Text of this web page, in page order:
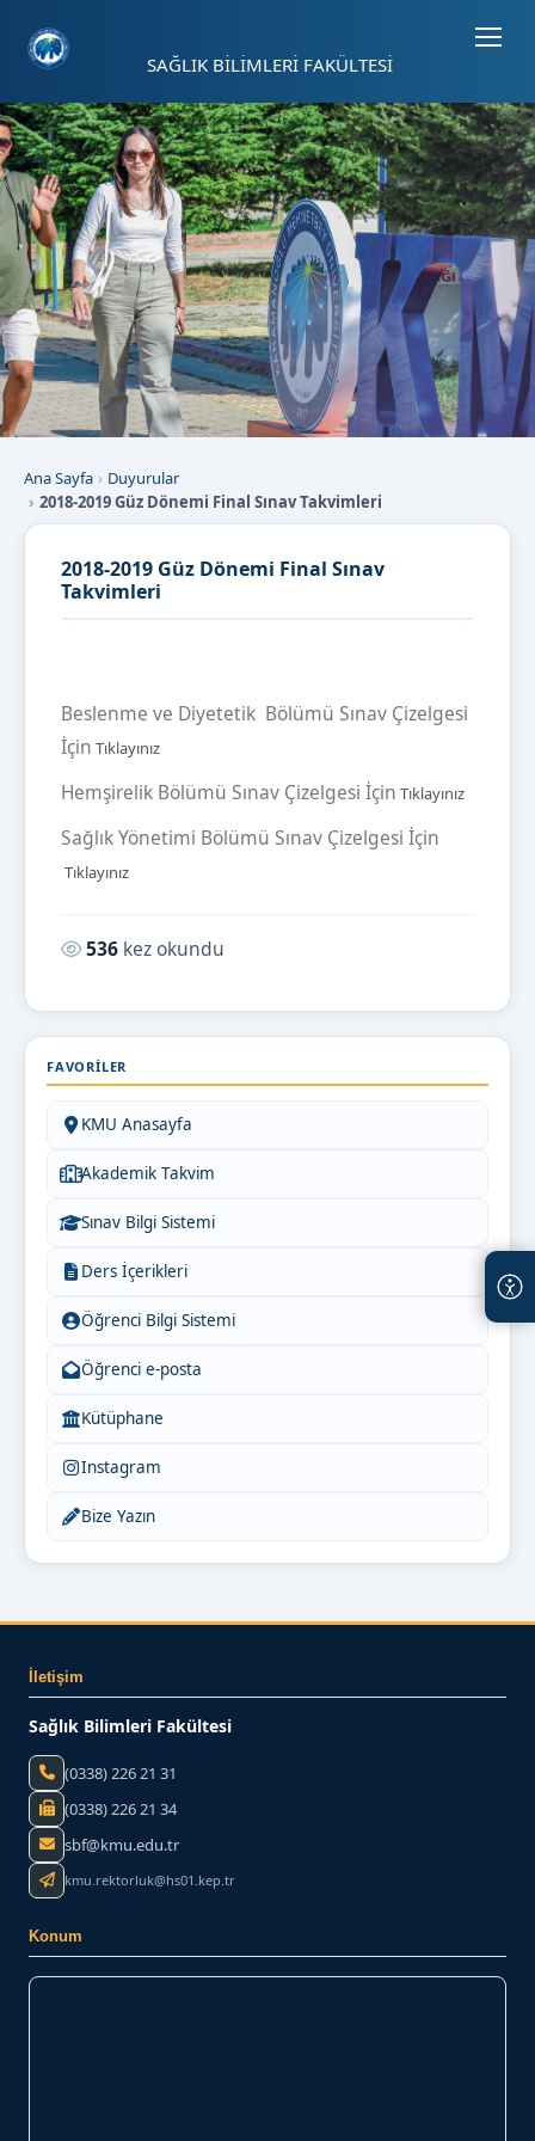
SAĞLIK BİLİMLERİ FAKÜLTESİ
Ana Sayfa
Duyurular
2018-2019 Güz Dönemi Final Sınav Takvimleri
2018-2019 Güz Dönemi Final Sınav
Takvimleri
Beslenme ve Diyetetik Bölümü Sınav Çizelgesi
İçin Tıklayınız
Hemşirelik Bölümü Sınav Çizelgesi İçin Tıklayınız
Sağlık Yönetimi Bölümü Sınav Çizelgesi İçin
Tıklayınız
Okunma sayısı:
536 kez okundu
FAVORILER
KMU Anasayfa
Akademik Takvim
Sınav Bilgi Sistemi
Ders İçerikleri
Öğrenci Bilgi Sistemi
Öğrenci e-posta
Kütüphane
Instagram
Bize Yazın
İletişim
Sağlık Bilimleri Fakültesi
(0338) 226 21 31
(0338) 226 21 34
sbf@kmu.edu.tr
kmu.rektorluk@hs01.kep.tr
Konum